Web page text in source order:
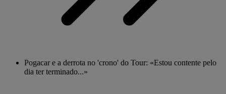
Pogacar e a derrota no 'crono' do Tour: «Estou contente pelo
dia ter terminado...»